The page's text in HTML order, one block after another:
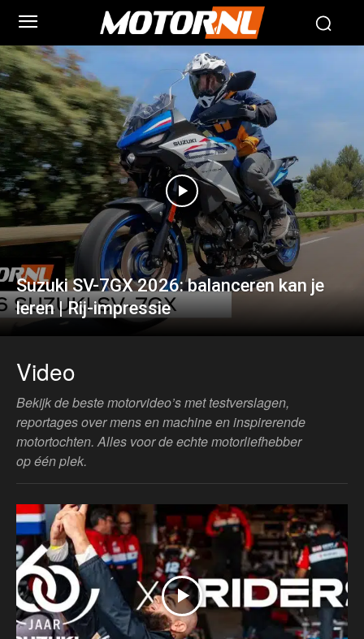
Suzuki SV-7GX 2026: balanceren kan je
leren | Rij-impressie
Video
Bekijk de beste motorvideo’s met testverslagen,
reportages over mens en machine en inspirerende
motortochten. Alles voor de echte motorliefhebber
op één plek.